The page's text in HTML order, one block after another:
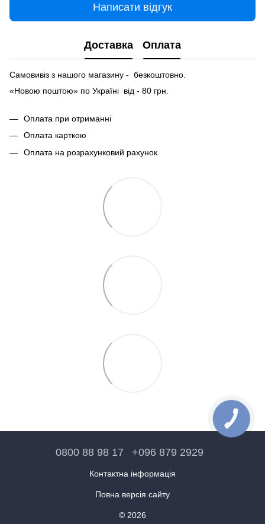
Написати відгук
Доставка Оплата
Самовивіз з нашого магазину - безкоштовно.
«Новою поштою» по Україні від - 80 грн.
Оплата при отриманні
Оплата карткою
Оплата на розрахунковий рахунок
0800 88 98 17 +096 879 2929
Контактна інформація
Повна версія сайту
© 2026